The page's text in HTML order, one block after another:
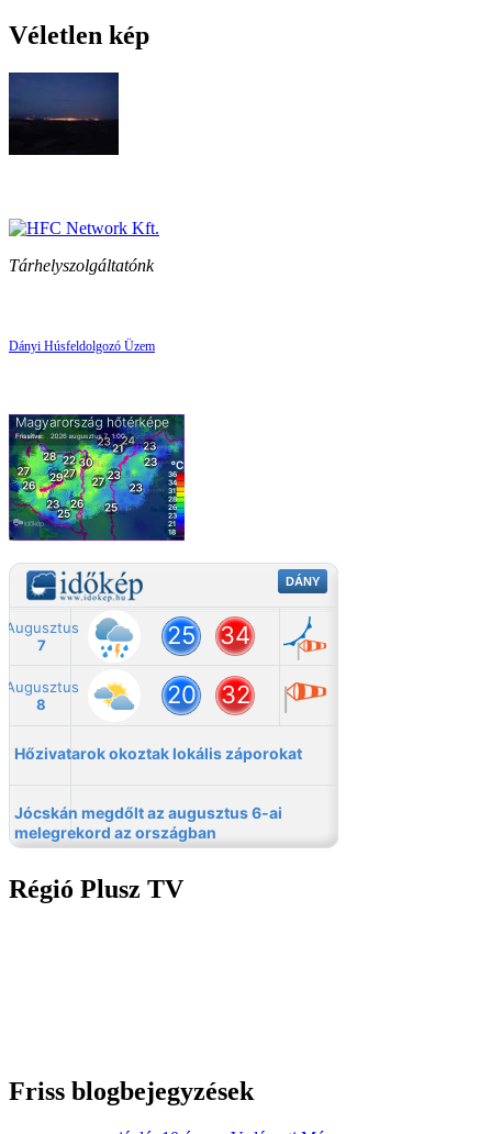
Véletlen kép
Tárhelyszolgáltatónk
Dányi Húsfeldolgozó Üzem
Régió Plusz TV
Friss blogbejegyzések